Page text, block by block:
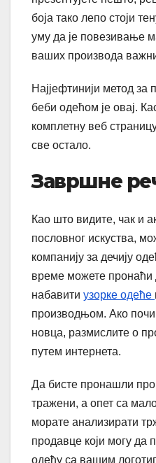
боја тако лепо стоји
уму да је повезивање
ваших производа
Најјефтинији метод за
беби одећом је овај.
комплетну веб
све остало.
Завршне
Као што видите, чак и
пословног искуства,
компанију за дечију
време можете
набавити узорке одеће
производњом. Ако
новца, размислите о
путем интернета.
Да бисте пронашли
тражени, а опет са
морате анализирати
продавце који могу да
одећу са вашим